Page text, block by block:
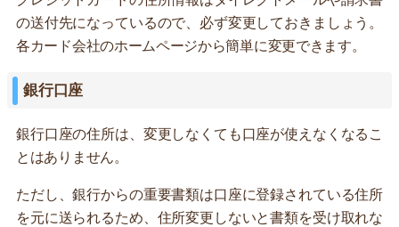
の送付先になっているので、必ず変更しておきましょう。
各カード会社のホームページから簡単に変更できます。
銀行口座
銀行口座の住所は、変更しなくても口座が使えなくなるこ
とはありません。
ただし、銀行からの重要書類は口座に登録されている住所
を元に送られるため、住所変更しないと書類を受け取れな